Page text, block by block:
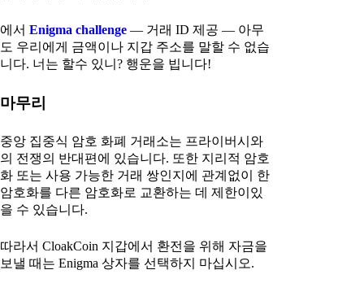
에서 Enigma challenge — 거래 ID 제공 — 아무
도 우리에게 금액이나 지갑 주소를 말할 수 없습
니다. 너는 할수 있니? 행운을 빕니다!
마무리
중앙 집중식 암호 화폐 거래소는 프라이버시와
의 전쟁의 반대편에 있습니다. 또한 지리적 암호
화 또는 사용 가능한 거래 쌍인지에 관계없이 한
암호화를 다른 암호화로 교환하는 데 제한이있
을 수 있습니다.
따라서 CloakCoin 지갑에서 환전을 위해 자금을
보낼 때는 Enigma 상자를 선택하지 마십시오.